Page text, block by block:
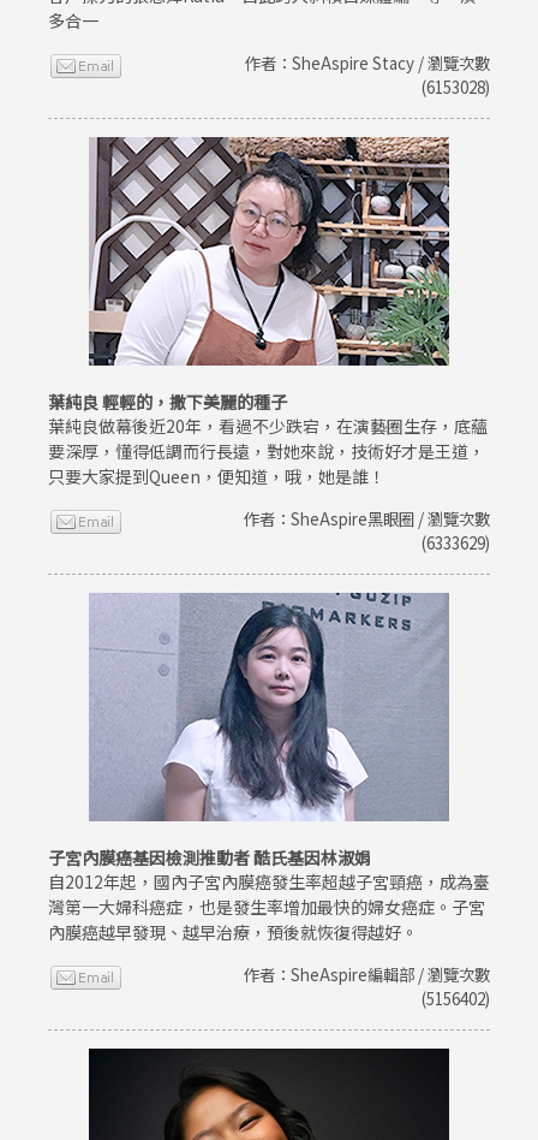
多合一
作者：SheAspire Stacy / 瀏覽次數
(6153028)
葉純良 輕輕的，撒下美麗的種子
葉純良做幕後近20年，看過不少跌宕，在演藝圈生存，底蘊
要深厚，懂得低調而行長遠，對她來說，技術好才是王道，
只要大家提到Queen，便知道，哦，她是誰！
作者：SheAspire黑眼圈 / 瀏覽次數
(6333629)
子宮內膜癌基因檢測推動者 酷氏基因林淑娟
自2012年起，國內子宮內膜癌發生率超越子宮頸癌，成為臺
灣第一大婦科癌症，也是發生率增加最快的婦女癌症。子宮
內膜癌越早發現、越早治療，預後就恢復得越好。
作者：SheAspire編輯部 / 瀏覽次數
(5156402)